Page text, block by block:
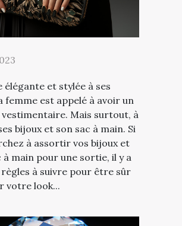
élégante et stylée à ses
femme est appelé à avoir un
Mais surtout, à
bijoux et son sac à main. Si
à assortir vos bijoux et
main pour une sortie, il y a
règles à suivre pour être sûr
votre look...